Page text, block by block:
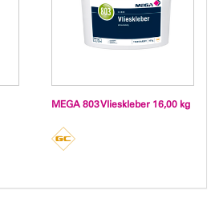
MEGA 803 Vlieskleber 16,00 kg